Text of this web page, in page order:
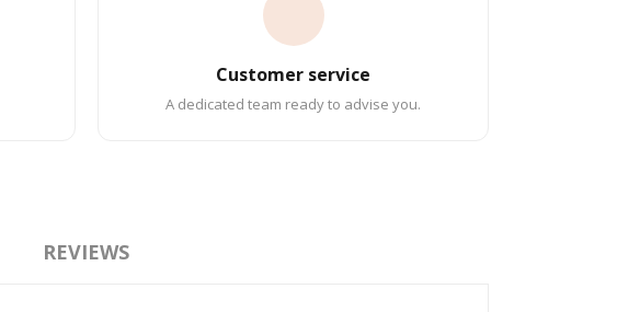
Customer service
A dedicated team ready to advise you.
REVIEWS